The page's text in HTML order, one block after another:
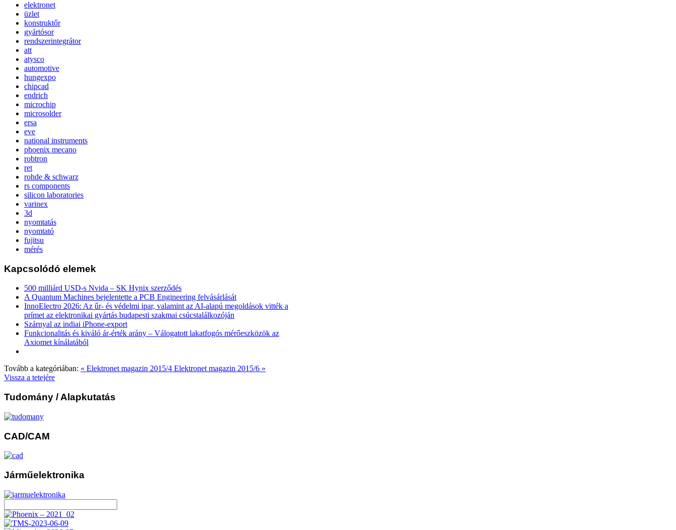
elektronet
üzlet
konstruktőr
gyártósor
rendszerintegrátor
att
atysco
automotive
hungexpo
chipcad
endrich
microchip
microsolder
ersa
eve
national instruments
phoenix mecano
robtron
ret
rohde & schwarz
rs components
silicon laboratories
varinex
3d
nyomtatás
nyomtató
fujitsu
mérés
Kapcsolódó elemek
500 milliárd USD-s Nvida – SK Hynix szerződés
A Quantum Machines bejelentette a PCB Engineering felvásárlását
InnoElectro 2026: Az űr- és védelmi ipar, valamint az AI-alapú megoldások vitték a
prímet az elektronikai gyártás budapesti szakmai csúcstalálkozóján
Szárnyal az indiai iPhone-export
Funkcionalitás és kiváló ár-érték arány – Válogatott lakatfogós mérőeszközök az
Axiomet kínálatából
Tovább a kategóriában: « Elektronet magazin 2015/4 Elektronet magazin 2015/6 »
Vissza a tetejére
Tudomány / Alapkutatás
CAD/CAM
Járműelektronika